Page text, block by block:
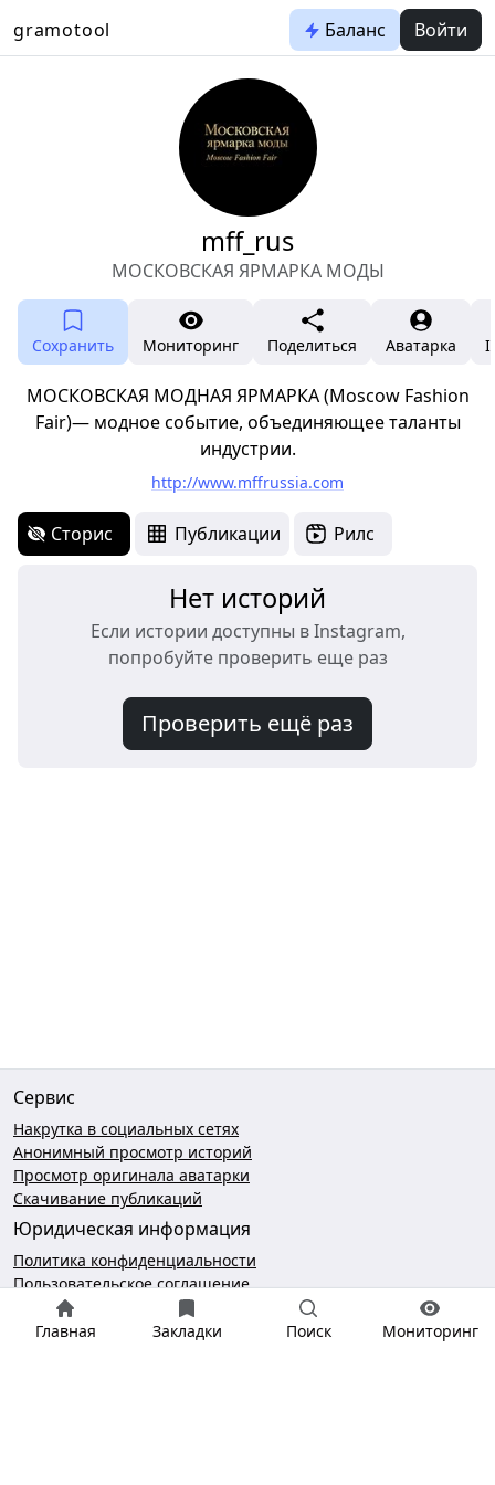
gramotool Баланс Войти
Главная Закладки Поиск Мониторинг
mff_rus
МОСКОВСКАЯ ЯРМАРКА МОДЫ
Сохранить Мониторинг Поделиться Аватарка
МОСКОВСКАЯ МОДНАЯ ЯРМАРКА (Moscow Fashion
Fair)— модное событие, объединяющее таланты
индустрии.
http://www.mffrussia.com
Сторис Публикации Рилс
Нет историй
Если истории доступны в Instagram,
попробуйте проверить еще раз
Проверить ещё раз
Сервис
Накрутка в социальных сетях
Анонимный просмотр историй
Просмотр оригинала аватарки
Скачивание публикаций
Юридическая информация
Политика конфиденциальности
Пользовательское соглашение
Безопасность платежей
Чат поддержки